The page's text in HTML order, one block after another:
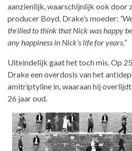
aanzienlijk, waarschijnlijk ook door
producer Boyd. Drake’s moeder:
thrilled to think that Nick was happy
any happiness in Nick’s life for years.”
Uiteindelijk gaat het toch mis. Op
Drake een overdosis van het
amitriptyline in, waaraan hij
26 jaar oud.